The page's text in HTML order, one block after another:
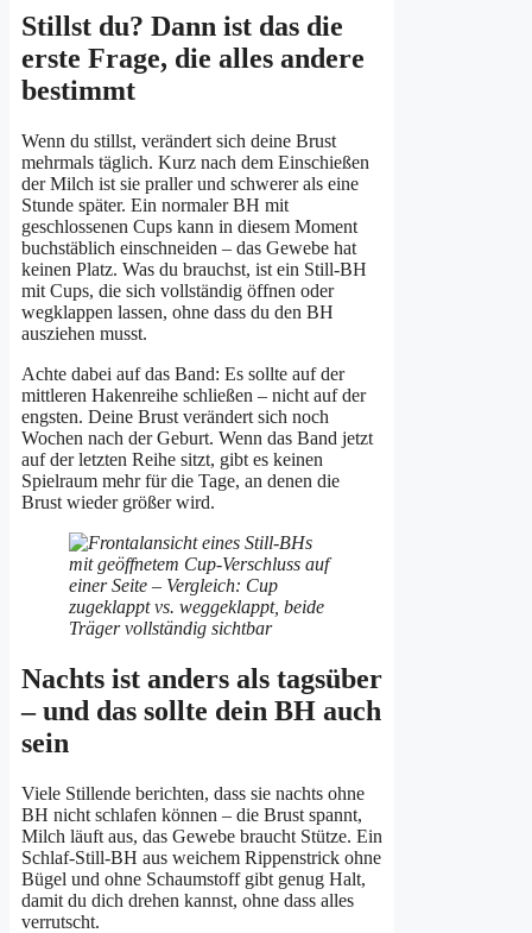
Stillst du? Dann ist das die
erste Frage, die alles andere
bestimmt
Wenn du stillst, verändert sich deine Brust
mehrmals täglich. Kurz nach dem Einschießen
der Milch ist sie praller und schwerer als eine
Stunde später. Ein normaler BH mit
geschlossenen Cups kann in diesem Moment
buchstäblich einschneiden – das Gewebe hat
keinen Platz. Was du brauchst, ist ein Still-BH
mit Cups, die sich vollständig öffnen oder
wegklappen lassen, ohne dass du den BH
ausziehen musst.
Achte dabei auf das Band: Es sollte auf der
mittleren Hakenreihe schließen – nicht auf der
engsten. Deine Brust verändert sich noch
Wochen nach der Geburt. Wenn das Band jetzt
auf der letzten Reihe sitzt, gibt es keinen
Spielraum mehr für die Tage, an denen die
Brust wieder größer wird.
Nachts ist anders als tagsüber
– und das sollte dein BH auch
sein
Viele Stillende berichten, dass sie nachts ohne
BH nicht schlafen können – die Brust spannt,
Milch läuft aus, das Gewebe braucht Stütze. Ein
Schlaf-Still-BH aus weichem Rippenstrick ohne
Bügel und ohne Schaumstoff gibt genug Halt,
damit du dich drehen kannst, ohne dass alles
verrutscht.